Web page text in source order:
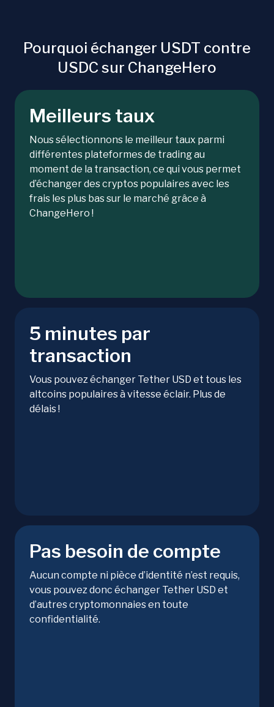
Pourquoi échanger USDT contre
USDC sur ChangeHero
Meilleurs taux
Nous sélectionnons le meilleur taux parmi
différentes plateformes de trading au
moment de la transaction, ce qui vous permet
d’échanger des cryptos populaires avec les
frais les plus bas sur le marché grâce à
ChangeHero !
5 minutes par
transaction
Vous pouvez échanger Tether USD et tous les
altcoins populaires à vitesse éclair. Plus de
délais !
Pas besoin de compte
Aucun compte ni pièce d’identité n’est requis,
vous pouvez donc échanger Tether USD et
d’autres cryptomonnaies en toute
confidentialité.